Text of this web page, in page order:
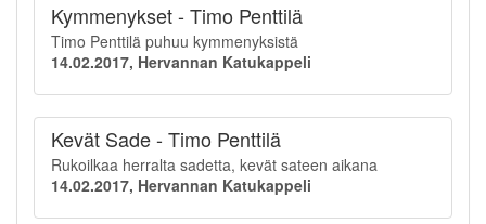
Kymmenykset - Timo Penttilä
Timo Penttilä puhuu kymmenyksistä
14.02.2017, Hervannan Katukappeli
Kevät Sade - Timo Penttilä
Rukoilkaa herralta sadetta, kevät sateen aikana
14.02.2017, Hervannan Katukappeli